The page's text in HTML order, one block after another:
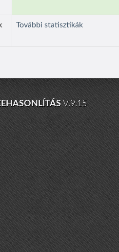
További statisztikák
V.9.15